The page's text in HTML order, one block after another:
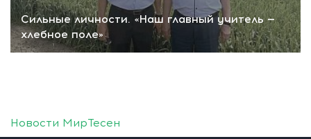
Сильные личности. «Наш главный учитель —
хлебное поле»
Новости МирТесен